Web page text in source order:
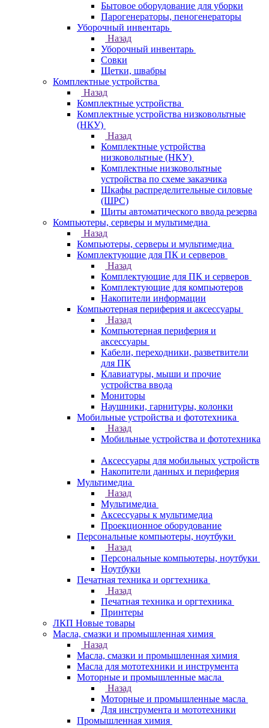
Бытовое оборудование для уборки
Парогенераторы, пеногенераторы
Уборочный инвентарь
Назад
Уборочный инвентарь
Совки
Щетки, швабры
Комплектные устройства
Назад
Комплектные устройства
Комплектные устройства низковольтные
(НКУ)
Назад
Комплектные устройства
низковольтные (НКУ)
Комплектные низковольтные
устройства по схеме заказчика
Шкафы распределительные силовые
(ШРС)
Щиты автоматического ввода резерва
Компьютеры, серверы и мультимедиа
Назад
Компьютеры, серверы и мультимедиа
Комплектующие для ПК и серверов
Назад
Комплектующие для ПК и серверов
Комплектующие для компьютеров
Накопители информации
Компьютерная периферия и аксессуары
Назад
Компьютерная периферия и
аксессуары
Кабели, переходники, разветвители
для ПК
Клавиатуры, мыши и прочие
устройства ввода
Мониторы
Наушники, гарнитуры, колонки
Мобильные устройства и фототехника
Назад
Мобильные устройства и фототехника
Аксессуары для мобильных устройств
Накопители данных и периферия
Мультимедиа
Назад
Мультимедиа
Аксессуары к мультимедиа
Проекционное оборудование
Персональные компьютеры, ноутбуки
Назад
Персональные компьютеры, ноутбуки
Ноутбуки
Печатная техника и оргтехника
Назад
Печатная техника и оргтехника
Принтеры
ЛКП Новые товары
Масла, смазки и промышленная химия
Назад
Масла, смазки и промышленная химия
Масла для мототехники и инструмента
Моторные и промышленные масла
Назад
Моторные и промышленные масла
Для инструмента и мототехники
Промышленная химия